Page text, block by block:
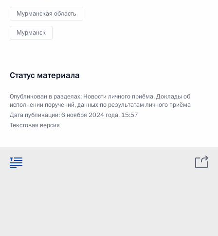
Мурманская область
Мурманск
Статус материала
Опубликован в разделах: Новости личного приёма,Доклады об
исполнении поручений, данных по результатам личного приёма
Дата публикации:6 ноября 2024 года, 15:57
Текстовая версия